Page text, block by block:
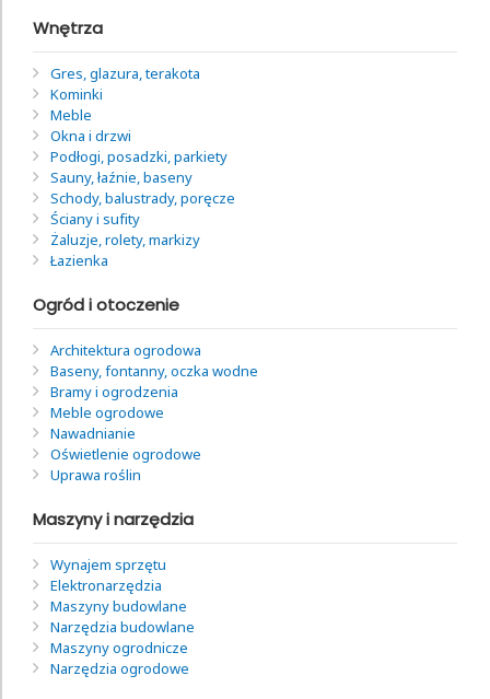
Wnętrza
Gres, glazura, terakota
Kominki
Meble
Okna i drzwi
Podłogi, posadzki, parkiety
Sauny, łaźnie, baseny
Schody, balustrady, poręcze
Ściany i sufity
Żaluzje, rolety, markizy
Łazienka
Ogród i otoczenie
Architektura ogrodowa
Baseny, fontanny, oczka wodne
Bramy i ogrodzenia
Meble ogrodowe
Nawadnianie
Oświetlenie ogrodowe
Uprawa roślin
Maszyny i narzędzia
Wynajem sprzętu
Elektronarzędzia
Maszyny budowlane
Narzędzia budowlane
Maszyny ogrodnicze
Narzędzia ogrodowe